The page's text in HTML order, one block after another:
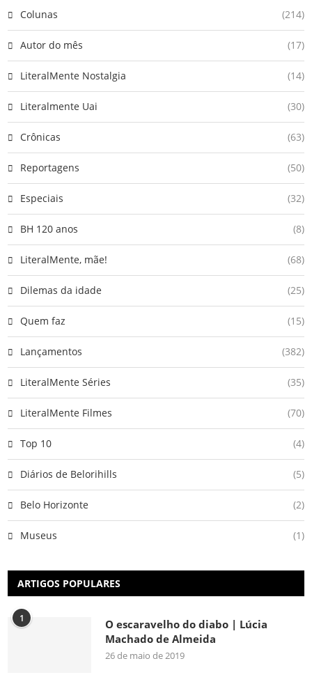
Colunas (214)
Autor do mês (17)
LiteralMente Nostalgia (14)
Literalmente Uai (30)
Crônicas (63)
Reportagens (50)
Especiais (32)
BH 120 anos (8)
LiteralMente, mãe! (68)
Dilemas da idade (25)
Quem faz (15)
Lançamentos (382)
LiteralMente Séries (35)
LiteralMente Filmes (70)
Top 10 (4)
Diários de Belorihills (5)
Belo Horizonte (2)
Museus (1)
ARTIGOS POPULARES
1
O escaravelho do diabo | Lúcia
Machado de Almeida
26 de maio de 2019